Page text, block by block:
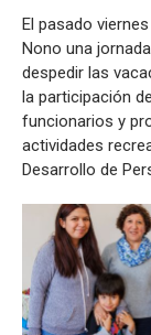
El pasado
Nono una
despedir las
la participación
funcionarios y
actividades
Desarrollo de
Zoom